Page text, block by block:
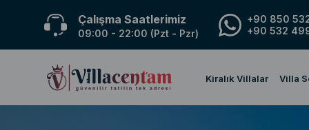
Çalışma Saatlerimiz
09:00 - 22:00 (Pzt - Pzr)
+90 850
+90 532
Kiralık Villalar Villa